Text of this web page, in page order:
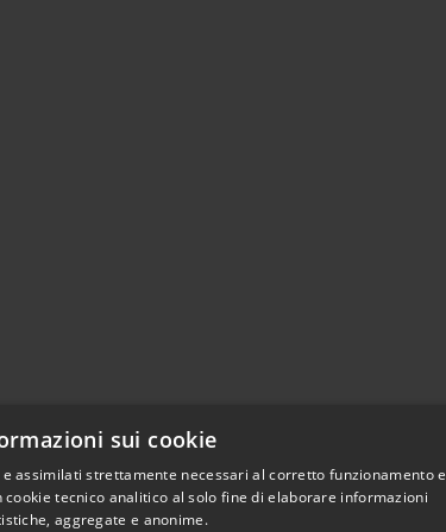
sui cookie
assimilati strettamente necessari al corretto funzionamento e
tecnico analitico al solo fine di elaborare informazioni
aggregate e anonime.